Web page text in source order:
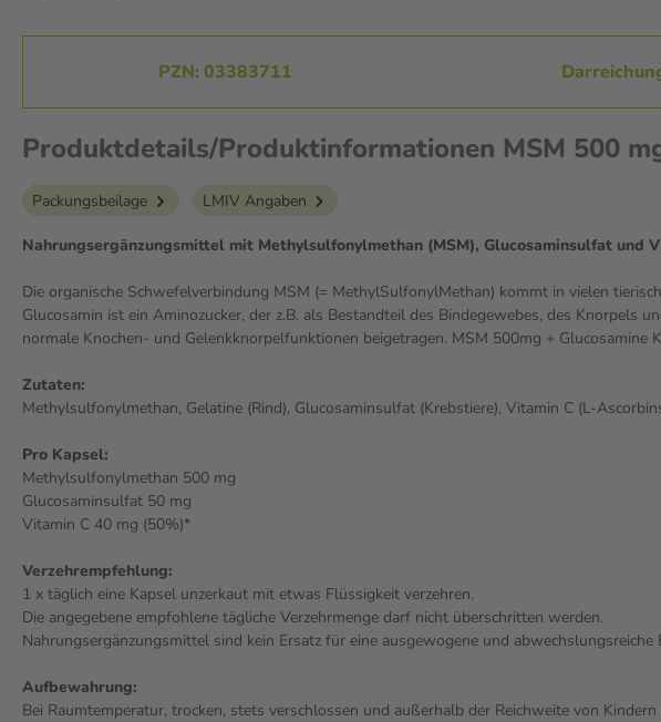
PZN: 03383711
Produktdetails/Produktinformationen MSM 500
Packungsbeilage LMIV Angaben
Nahrungsergänzungsmittel mit Methylsulfonylmethan (MSM), Glucosaminsulfat und
Die organische Schwefelverbindung MSM (= MethylSulfonylMethan) kommt in vielen
Glucosamin ist ein Aminozucker, der z.B. als Bestandteil des Bindegewebes, des
normale Knochen- und Gelenkknorpelfunktionen beigetragen. MSM 500mg +
Zutaten:
Methylsulfonylmethan, Gelatine (Rind), Glucosaminsulfat (Krebstiere), Vitamin C (L-
Pro Kapsel:
Methylsulfonylmethan 500 mg
Glucosaminsulfat 50 mg
Vitamin C 40 mg (50%)*
Verzehrempfehlung:
1 x täglich eine Kapsel unzerkaut mit etwas Flüssigkeit verzehren.
Die angegebene empfohlene tägliche Verzehrmenge darf nicht überschritten werden.
Nahrungsergänzungsmittel sind kein Ersatz für eine ausgewogene und
Aufbewahrung:
Bei Raumtemperatur, trocken, stets verschlossen und außerhalb der Reichweite von Kindern